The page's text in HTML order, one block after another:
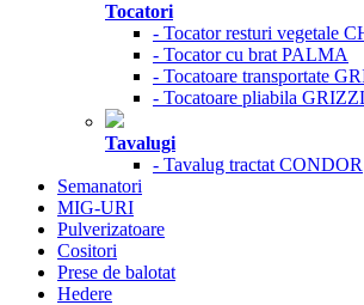
Tocatori
- Tocator resturi vegetale
- Tocator cu brat PALMA
- Tocatoare transportate
- Tocatoare pliabila
Tavalugi
- Tavalug tractat CONDOR
Semanatori
MIG-URI
Pulverizatoare
Cositori
Prese de balotat
Hedere